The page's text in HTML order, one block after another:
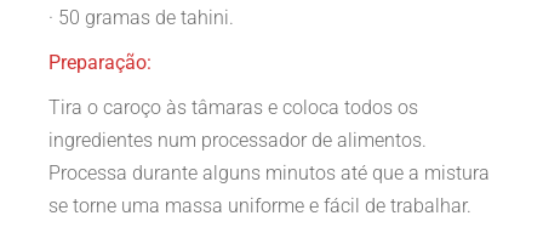
· 50 gramas de tahini.
Preparação:
Tira o caroço às tâmaras e coloca todos os
ingredientes num processador de alimentos.
Processa durante alguns minutos até que a mistura
se torne uma massa uniforme e fácil de trabalhar.